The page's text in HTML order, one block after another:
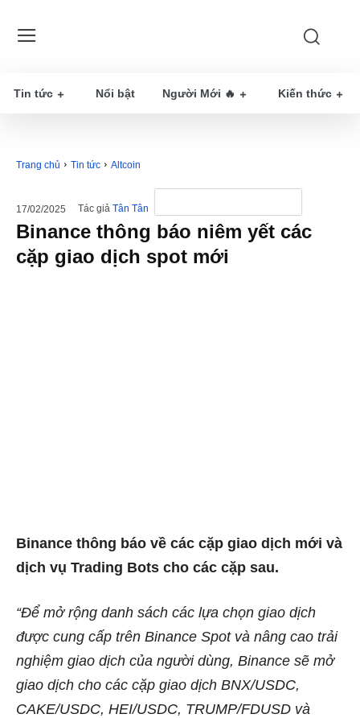
Tin tức Nổi bật Người Mới 🔥 Kiến thức
Trang chủ Tin tức Altcoin
17/02/2025 Tác giả Tân Tân
Binance thông báo niêm yết các
cặp giao dịch spot mới
Binance thông báo về các cặp giao dịch mới và
dịch vụ Trading Bots cho các cặp sau.
“Để mở rộng danh sách các lựa chọn giao dịch
được cung cấp trên Binance Spot và nâng cao trải
nghiệm giao dịch của người dùng, Binance sẽ mở
giao dịch cho các cặp giao dịch BNX/USDC,
CAKE/USDC, HEI/USDC, TRUMP/FDUSD và